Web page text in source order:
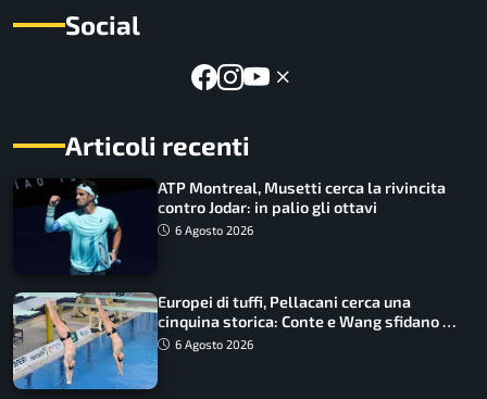
Social
Articoli recenti
ATP Montreal, Musetti cerca la rivincita
contro Jodar: in palio gli ottavi
6 Agosto 2026
Europei di tuffi, Pellacani cerca una
cinquina storica: Conte e Wang sfidano la
piattaforma
6 Agosto 2026